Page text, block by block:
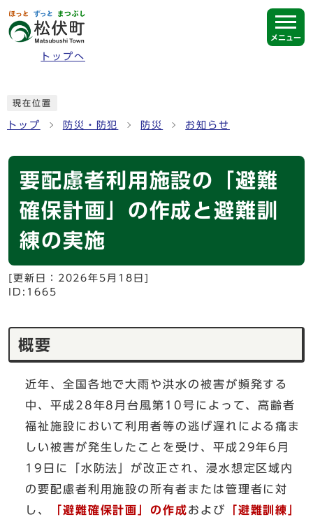
ページの先頭です
トップへ
メニュー
現在位置
トップ 防災・防犯 防災 お知らせ
要配慮者利用施設の「避難
確保計画」の作成と避難訓
練の実施
[更新日： 2026年5月18日
ID:1665
概要
近年、全国各地で大雨や洪水の被害が頻発する
中、平成28年8月台風第10号によって、高齢者
福祉施設において利用者等の逃げ遅れによる痛ま
しい被害が発生したことを受け、平成29年6月
19日に「水防法」が改正され、浸水想定区域内
の要配慮者利用施設の所有者または管理者に対
し、
「避難確保計画」の作成および
「避難訓練」